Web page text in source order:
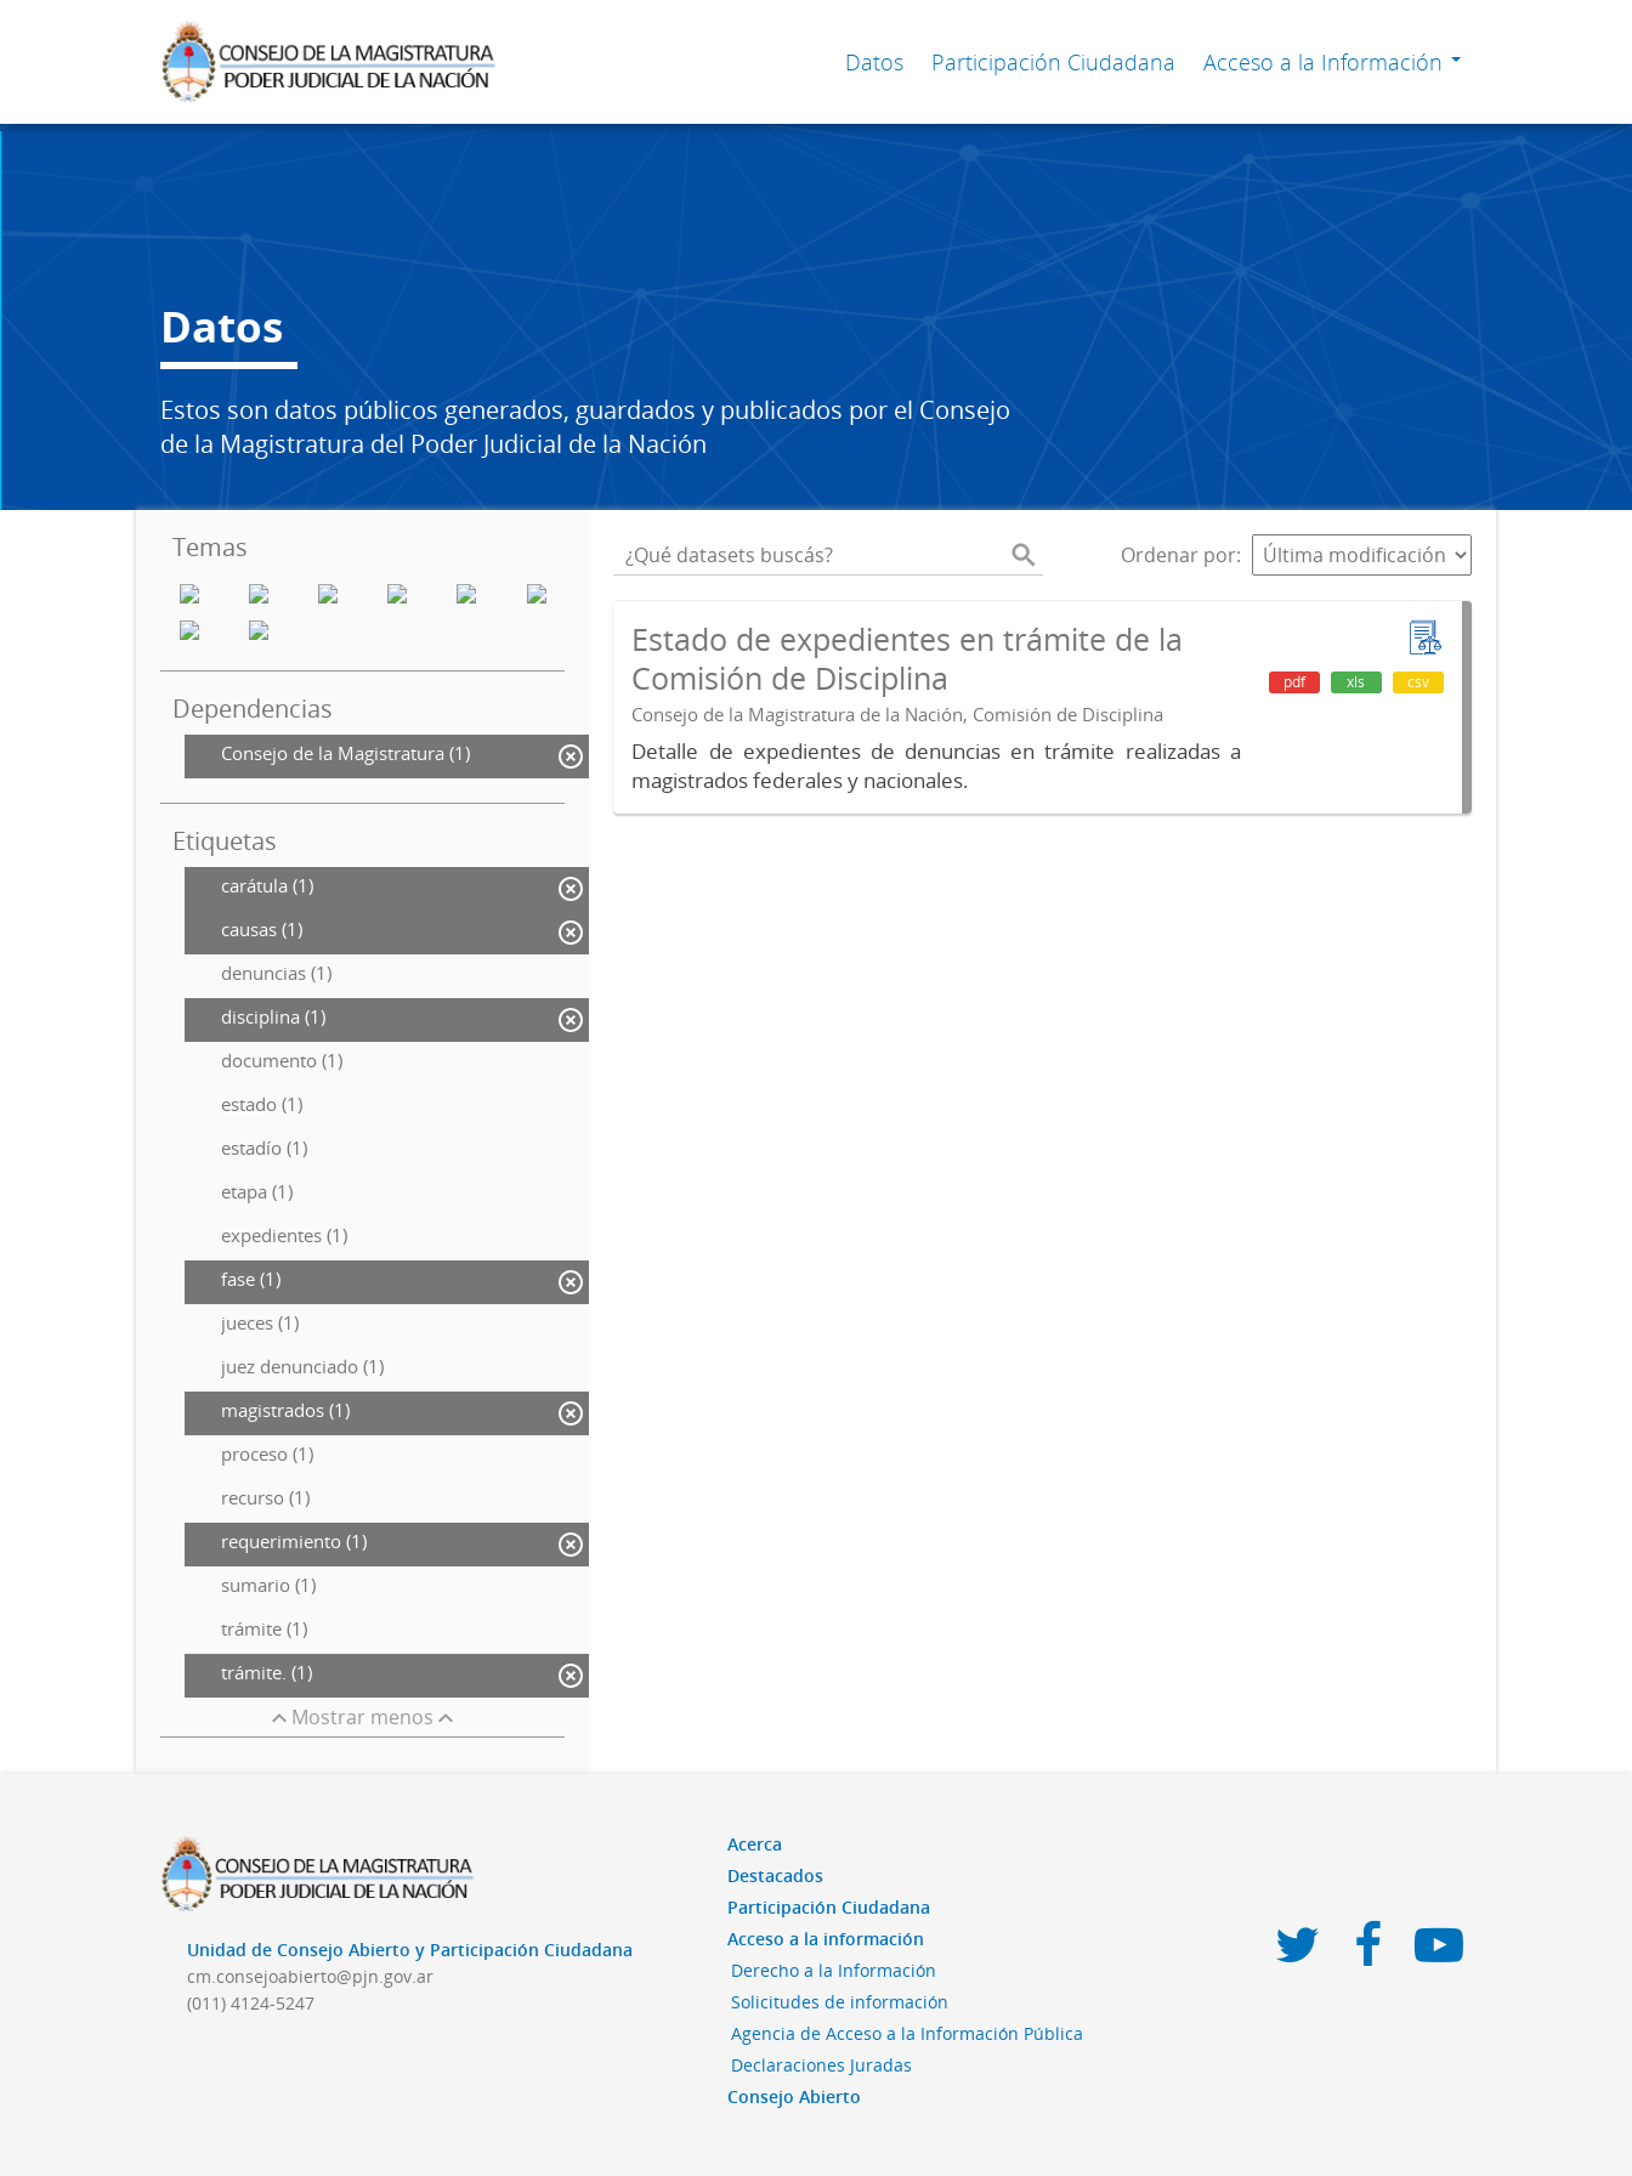
Datos Participación Ciudadana Acceso a la Información
Datos
Estos son datos públicos generados, guardados y publicados por el Consejo
de la Magistratura del Poder Judicial de la Nación
Temas
Dependencias
Consejo de la Magistratura (1)
Etiquetas
carátula (1)
causas (1)
denuncias (1)
disciplina (1)
documento (1)
estado (1)
estadío (1)
etapa (1)
expedientes (1)
fase (1)
jueces (1)
juez denunciado (1)
magistrados (1)
proceso (1)
recurso (1)
requerimiento (1)
sumario (1)
trámite (1)
trámite. (1)
Mostrar menos
Ordenar por
Estado de expedientes en trámite de la
Comisión de Disciplina
Consejo de la Magistratura de la Nación, Comisión de Disciplina
Detalle de expedientes de denuncias en trámite realizadas a
magistrados federales y nacionales.
pdf xls csv
Unidad de Consejo Abierto y Participación Ciudadana
cm.consejoabierto@pjn.gov.ar
(011) 4124-5247
Acerca
Destacados
Participación Ciudadana
Acceso a la información
Derecho a la Información
Solicitudes de información
Agencia de Acceso a la Información Pública
Declaraciones Juradas
Consejo Abierto